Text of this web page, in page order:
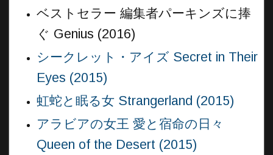
ベストセラー 編集者パーキンズに捧
ぐ Genius (2016)
シークレット・アイズ Secret in Their
Eyes (2015)
虹蛇と眠る女 Strangerland (2015)
アラビアの女王 愛と宿命の日々
Queen of the Desert (2015)